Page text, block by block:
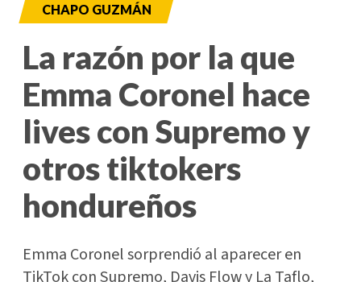
CHAPO GUZMÁN
La razón por la que
Emma Coronel hace
lives con Supremo y
otros tiktokers
hondureños
Emma Coronel sorprendió al aparecer en
TikTok con Supremo, Davis Flow y La Taflo,